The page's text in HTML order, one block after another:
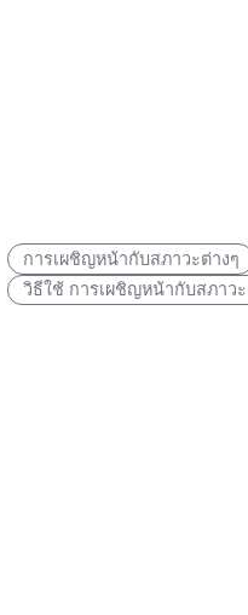
การเผชิญหน้ากับสภาวะต่างๆ
วิธีใช้ การเผชิญหน้ากับสภาวะ